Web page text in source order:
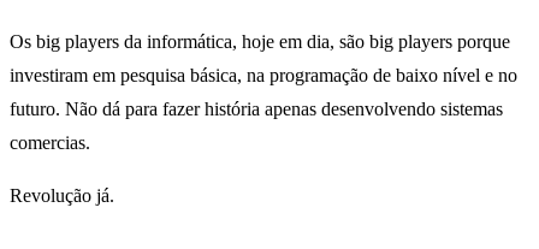
Os big players da informática, hoje em dia, são big players porque
investiram em pesquisa básica, na programação de baixo nível e no
futuro. Não dá para fazer história apenas desenvolvendo sistemas
comercias.
Revolução já.